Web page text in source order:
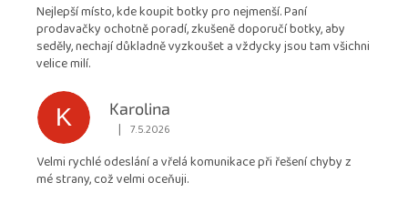
4,9
z
Nejlepší místo, kde koupit botky pro nejmenší. Paní
prodavačky ochotně poradí, zkušeně doporučí botky, aby
seděly, nechají důkladně vyzkoušet a vždycky jsou tam všichni
velice milí.
K
Karolina
Hodnocení obchodu je 5 z 5 hvězdiček.
| 7.5.2026
Velmi rychlé odeslání a vřelá komunikace při řešení chyby z
mé strany, což velmi oceňuji.